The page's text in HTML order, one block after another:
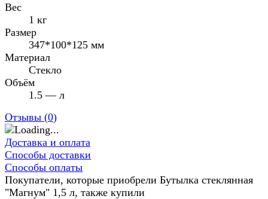
Вес
1 кг
Размер
347*100*125 мм
Материал
Стекло
Объём
1.5 — л
Отзывы (0)
Доставка и оплата
Способы доставки
Способы оплаты
Покупатели, которые приобрели Бутылка стеклянная
"Магнум" 1,5 л, также купили